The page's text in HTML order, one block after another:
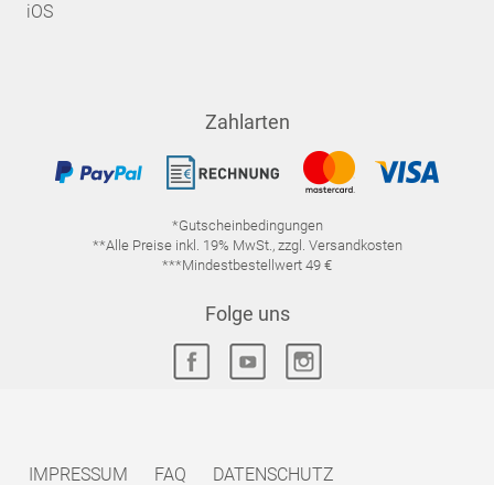
iOS
Zahlarten
*Gutscheinbedingungen
**Alle Preise inkl. 19% MwSt., zzgl. Versandkosten
***Mindestbestellwert 49 €
Folge uns
IMPRESSUM FAQ DATENSCHUTZ